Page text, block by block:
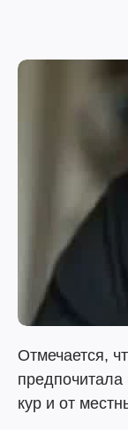
Отмечается,
кур и от